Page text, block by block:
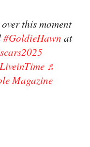
this moment
#GoldieHawn at
♬
Magazine